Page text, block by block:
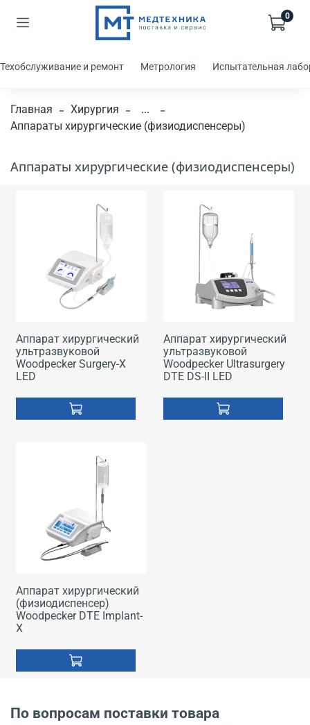
0
Техобслуживание и ремонт Метрология Испытательная
Главная Хирургия
...
Аппараты хирургические (физиодиспенсеры)
Аппараты хирургические (физиодиспенсеры)
Аппарат хирургический
ультразвуковой
Woodpecker Surgery-X
LED
Аппарат хирургический
ультразвуковой
Woodpecker Ultrasurgery
DTE DS-II LED
Аппарат хирургический
(физиодиспенсер)
Woodpecker DTE Implant-
X
По вопросам поставки товара